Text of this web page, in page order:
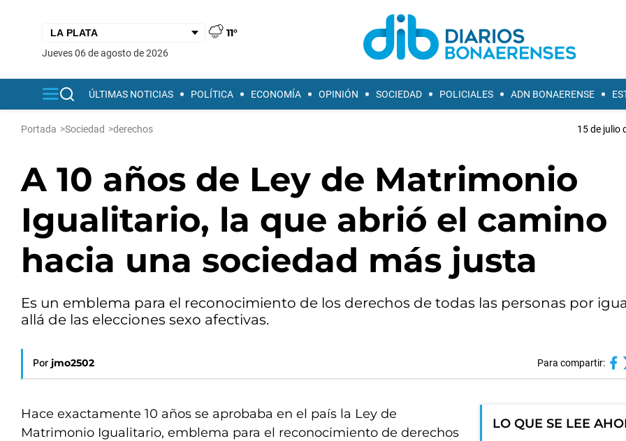
11°
jueves 06 de agosto de 2026
ÚLTIMAS NOTICIAS POLÍTICA ECONOMÍA OPINIÓN SOCIEDAD POLICIALES ADN BONAERENSE
Portada >Sociedad >derechos 15 de julio
A 10 años de Ley de Matrimonio
Igualitario, la que abrió el camino
hacia una sociedad más justa
Es un emblema para el reconocimiento de los derechos de todas las personas por
allá de las elecciones sexo afectivas.
Por jmo2502 Para compartir:
Hace exactamente 10 años se aprobaba en el país la Ley de
Matrimonio Igualitario, emblema para el reconocimiento de derechos
LO QUE SE LEE